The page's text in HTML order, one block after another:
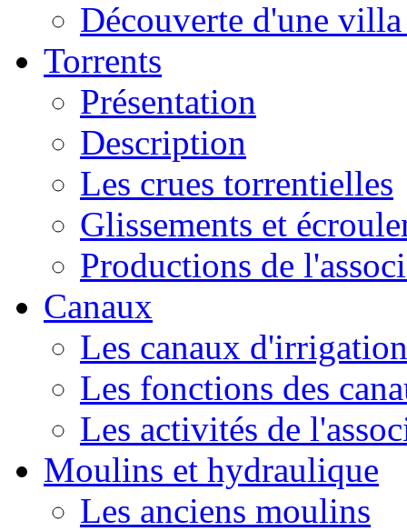
Découverte d'une
Torrents
Présentation
Description
Les crues torrentielles
Glissements et
Productions de
Canaux
Les canaux
Les fonctions des
Les activités de
Moulins et hydraulique
Les anciens moulins